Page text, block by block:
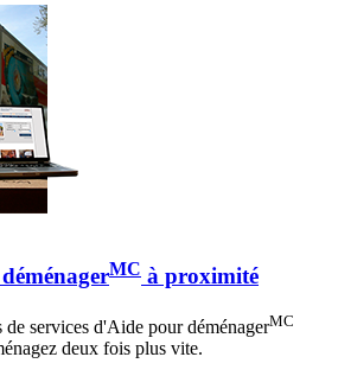
MC à proximité
de services d'Aide pour déménagerMC
deux fois plus vite.